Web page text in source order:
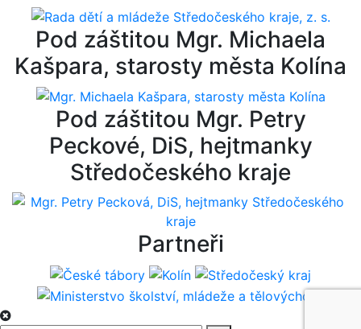
Pod záštitou Mgr. Michaela
Kašpara, starosty města Kolína
Pod záštitou Mgr. Petry
Peckové, DiS, hejtmanky
Středočeského kraje
Partneři